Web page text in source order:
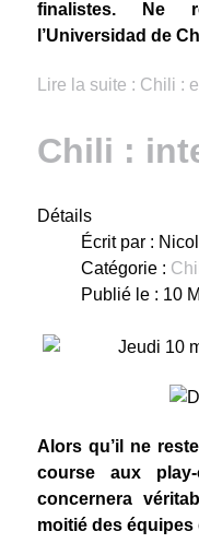
finalistes. Ne
l’Universidad de
Lire la suite : Chili :
Chili :
Détails
Écrit par :
Catégorie :
Publié le : 10
Jeudi 10
Alors qu’il ne
course aux
concernera
moitié des